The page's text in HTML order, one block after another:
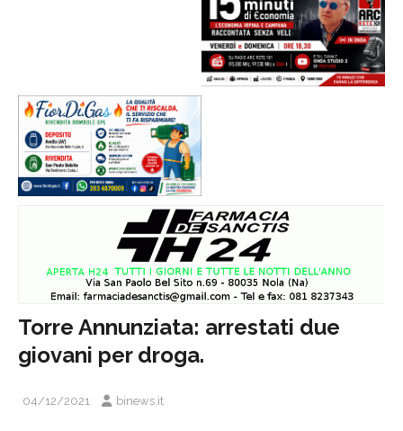
Torre Annunziata: arrestati due
giovani per droga.
04/12/2021 binews.it